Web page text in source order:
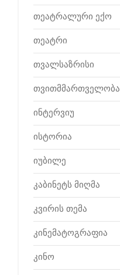
თეატრალური ექო
თეატრი
თვალსაზრისი
თვითმმართველობა
ინტერვიუ
ისტორია
იუბილე
კაბინეტს მიღმა
კვირის თემა
კინემატოგრაფია
კინო